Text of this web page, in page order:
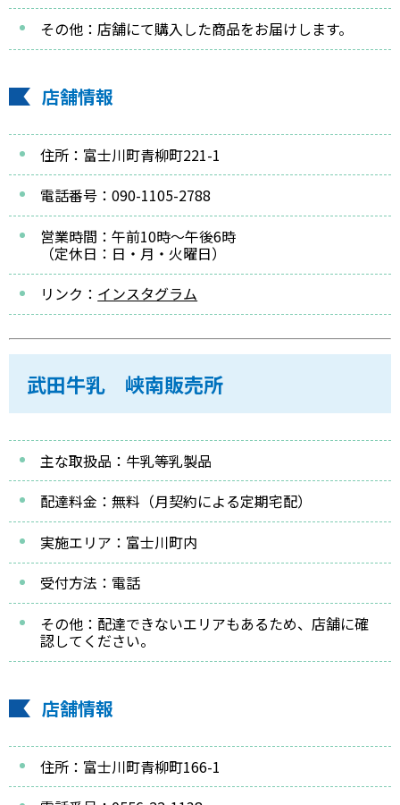
その他：店舗にて購入した商品をお届けします。
店舗情報
住所：富士川町青柳町221-1
電話番号：090-1105-2788
営業時間：午前10時～午後6時
（定休日：日・月・火曜日）
リンク： インスタグラム
武田牛乳 峡南販売所
主な取扱品：牛乳等乳製品
配達料金：無料（月契約による定期宅配）
実施エリア：富士川町内
受付方法：電話
その他：配達できないエリアもあるため、店舗に確
認してください。
店舗情報
住所：富士川町青柳町166-1